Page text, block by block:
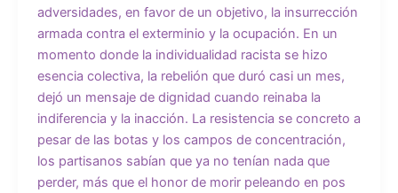
adversidades, en favor de un objetivo, la insurrección
armada contra el exterminio y la ocupación. En un
momento donde la individualidad racista se hizo
esencia colectiva, la rebelión que duró casi un mes,
dejó un mensaje de dignidad cuando reinaba la
indiferencia y la inacción. La resistencia se concreto a
pesar de las botas y los campos de concentración,
los partisanos sabían que ya no tenían nada que
perder, más que el honor de morir peleando en pos